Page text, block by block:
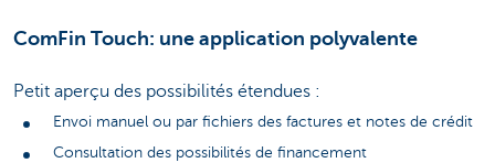
ComFin Touch: une application polyvalente
Petit aperçu des possibilités étendues :
Envoi manuel ou par fichiers des factures et notes de crédit
Consultation des possibilités de financement